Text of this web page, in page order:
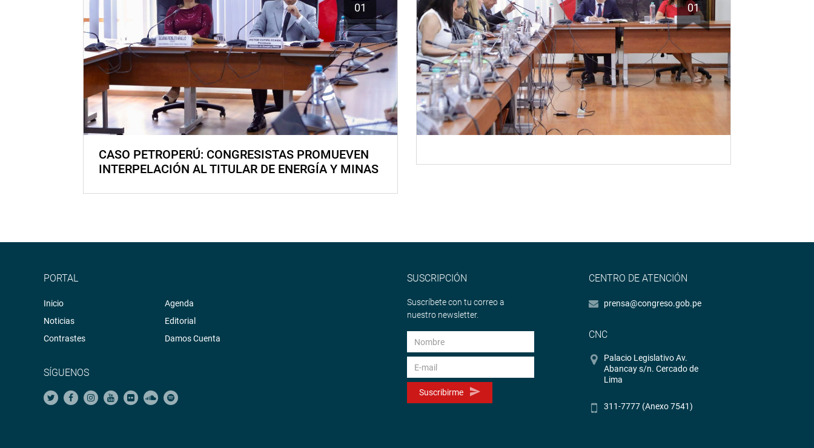
01
CASO PETROPERÚ: CONGRESISTAS PROMUEVEN
INTERPELACIÓN AL TITULAR DE ENERGÍA Y MINAS
01
PORTAL
Inicio
Noticias
Contrastes
Agenda
Editorial
Damos Cuenta
SÍGUENOS
SUSCRIPCIÓN
Suscríbete con tu correo a
nuestro newsletter.
Suscribirme
CENTRO DE ATENCIÓN
prensa@congreso.gob.pe
CNC
Palacio Legislativo Av.
Abancay s/n. Cercado de
Lima
311-7777 (Anexo 7541)